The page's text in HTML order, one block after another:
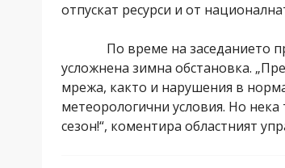
отпускат ресурси и от
По време на заседанието
усложнена зимна обстановка.
мрежа, както и нарушения в
метеорологични условия. Но
сезон!“, коментира областният